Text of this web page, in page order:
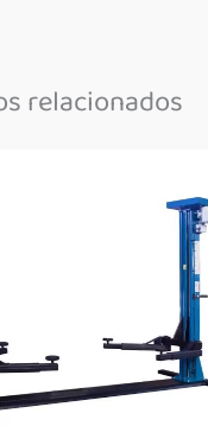
relacionados